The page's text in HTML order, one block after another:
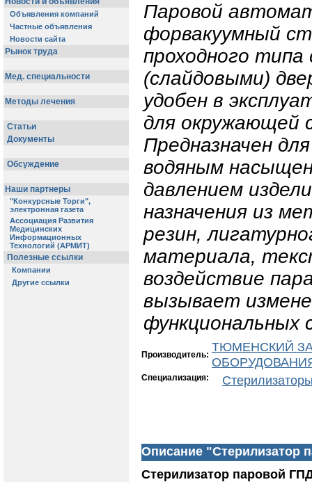
Паровой
форвакуумный
проходного
(слайдовыми)
удобен в
для окружающей
Предназначен
водяным
давлением
назначения из
резин,
материала,
воздействие
вызывает
функциональных
Производитель:
ТЮМЕНСКИЙ
Специализация:
Описание "Стерилизатор
Стерилизатор паровой